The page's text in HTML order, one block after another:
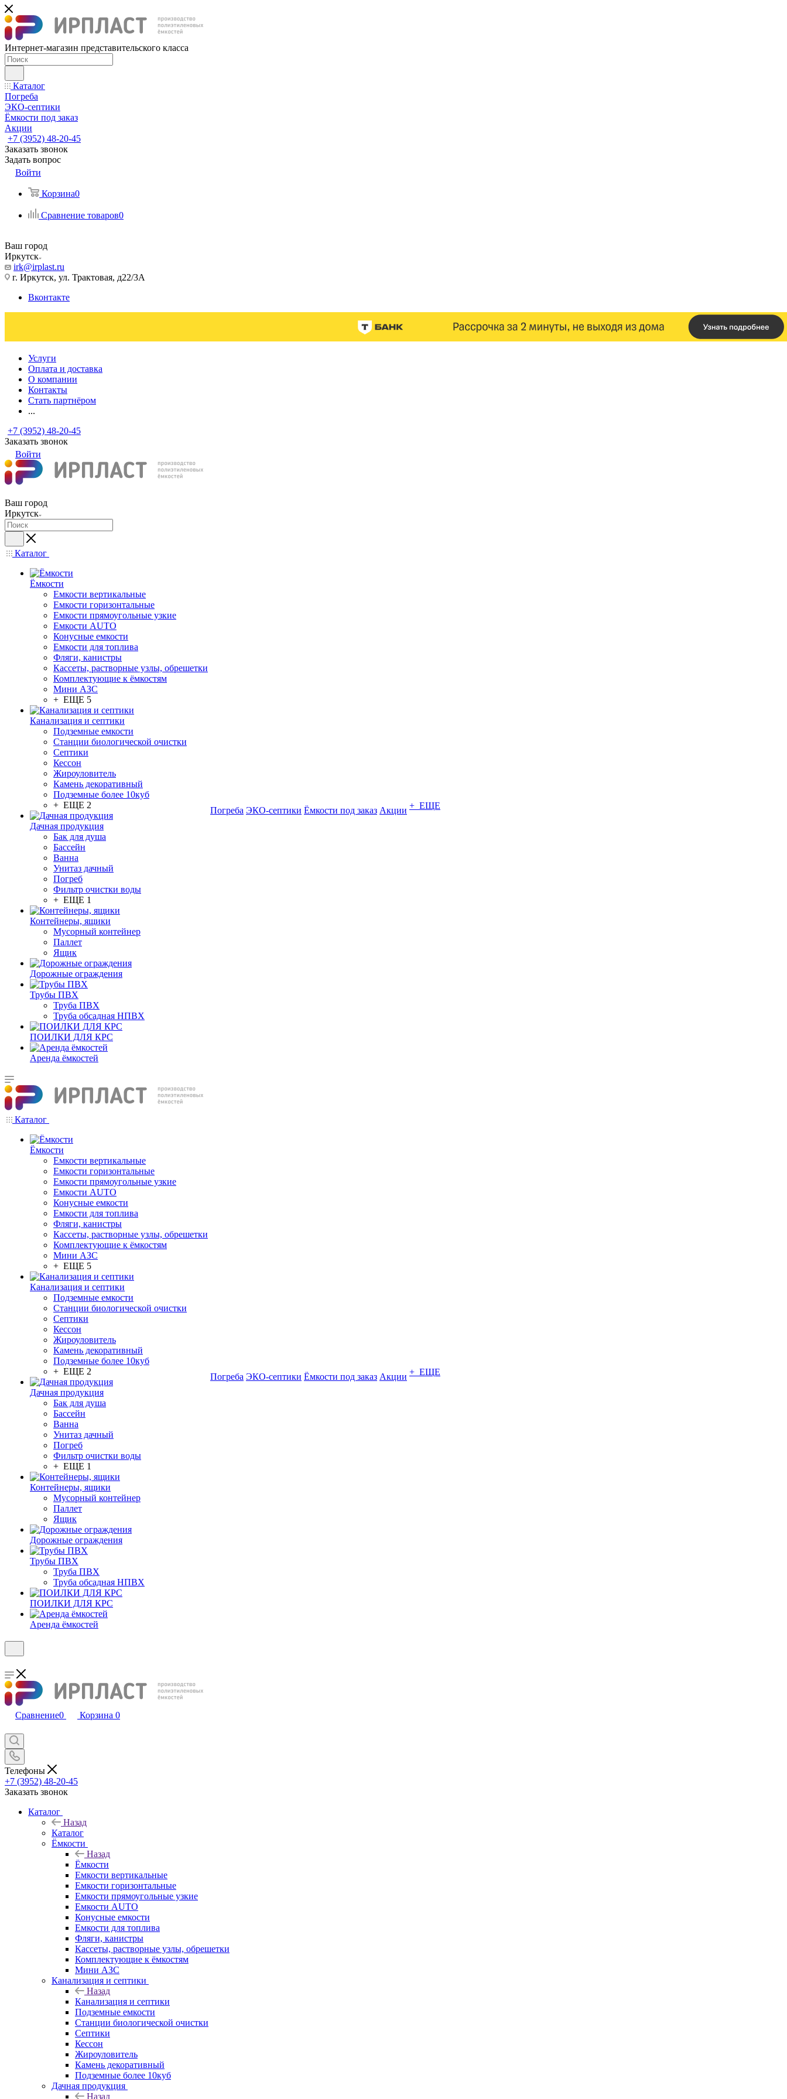
Интернет-магазин представительского класса
Каталог
Погреба
ЭКО-септики
Ёмкости под заказ
Акции
+7 (3952) 48-20-45
Заказать звонок
Задать вопрос
Войти
Корзина0
Сравнение товаров0
Ваш город
Иркутск
irk@irplast.ru
г. Иркутск, ул. Трактовая, д22/3А
Вконтакте
Услуги
Оплата и доставка
О компании
Контакты
Стать партнёром
...
+7 (3952) 48-20-45
Заказать звонок
Войти
Ваш город
Иркутск
Каталог
Ёмкости
Емкости вертикальные
Емкости горизонтальные
Емкости прямоугольные узкие
Емкости АUТО
Конусные емкости
Емкости для топлива
Фляги, канистры
Кассеты, растворные узлы, обрешетки
Комплектующие к ёмкостям
Мини АЗС
+ ЕЩЕ 5
Канализация и септики
Подземные емкости
Станции биологической очистки
Септики
Кессон
Жироуловитель
Камень декоративный
Подземные более 10куб
+ ЕЩЕ 2
Дачная продукция
Бак для душа
Бассейн
Ванна
Унитаз дачный
Погреб
Фильтр очистки воды
+ ЕЩЕ 1
Контейнеры, ящики
Мусорный контейнер
Паллет
Ящик
Дорожные ограждения
Трубы ПВХ
Труба ПВХ
Труба обсадная НПВХ
ПОИЛКИ ДЛЯ КРС
Аренда ёмкостей
Погреба ЭКО-септики Ёмкости под заказ Акции + ЕЩЕ
Каталог
Ёмкости
Емкости вертикальные
Емкости горизонтальные
Емкости прямоугольные узкие
Емкости АUТО
Конусные емкости
Емкости для топлива
Фляги, канистры
Кассеты, растворные узлы, обрешетки
Комплектующие к ёмкостям
Мини АЗС
+ ЕЩЕ 5
Канализация и септики
Подземные емкости
Станции биологической очистки
Септики
Кессон
Жироуловитель
Камень декоративный
Подземные более 10куб
+ ЕЩЕ 2
Дачная продукция
Бак для душа
Бассейн
Ванна
Унитаз дачный
Погреб
Фильтр очистки воды
+ ЕЩЕ 1
Контейнеры, ящики
Мусорный контейнер
Паллет
Ящик
Дорожные ограждения
Трубы ПВХ
Труба ПВХ
Труба обсадная НПВХ
ПОИЛКИ ДЛЯ КРС
Аренда ёмкостей
Погреба ЭКО-септики Ёмкости под заказ Акции + ЕЩЕ
Сравнение0 Корзина 0
Телефоны
+7 (3952) 48-20-45
Заказать звонок
Каталог
Назад
Каталог
Ёмкости
Назад
Ёмкости
Емкости вертикальные
Емкости горизонтальные
Емкости прямоугольные узкие
Емкости АUТО
Конусные емкости
Емкости для топлива
Фляги, канистры
Кассеты, растворные узлы, обрешетки
Комплектующие к ёмкостям
Мини АЗС
Канализация и септики
Назад
Канализация и септики
Подземные емкости
Станции биологической очистки
Септики
Кессон
Жироуловитель
Камень декоративный
Подземные более 10куб
Дачная продукция
Назад